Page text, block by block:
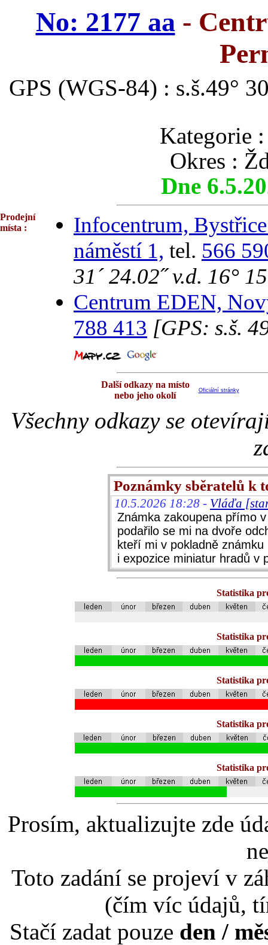
No: 2177 aa-
GPS (WGS-84) : s.š.49°
Kategorie
Okres :
Dne
Prodejní
místa :
Infocentrum,
náměstí 1, tel. 566
31´ 24.02˝ v.d. 16°
Centrum EDEN,
788 413 [GPS: s.š.
Další odkazy na místo
nebo jeho okolí
Oficiální stránky
Všechny odkazy se
Poznámky sběratelů k
10.5.2026 18:28 - Vláďa
Známka zakoupena přímo
podařilo se mi na dvoře
kteří mi v pokladně
i expozice miniatur hradů v
Statistika
Statistika
Statistika
Statistika
Statistika
Prosím, aktualizujte zde
Toto zadání se projeví v
(čím víc údajů,
Stačí zadat pouze den /